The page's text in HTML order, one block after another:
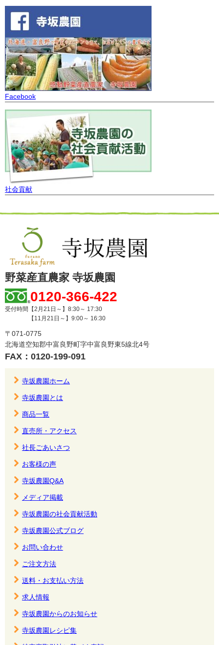
Facebook
社会貢献
野菜産直農家 寺坂農園
0120-366-422
受付時間【2月21日～】8:30～ 17:30
【11月21日～】9:00～ 16:30
〒071-0775
北海道空知郡中富良野町字中富良野東5線北4号
FAX：0120-199-091
寺坂農園ホーム
寺坂農園とは
商品一覧
直売所・アクセス
社長ごあいさつ
お客様の声
寺坂農園Q&A
メディア掲載
寺坂農園の社会貢献活動
寺坂農園公式ブログ
お問い合わせ
ご注文方法
送料・お支払い方法
求人情報
寺坂農園からのお知らせ
寺坂農園レシピ集